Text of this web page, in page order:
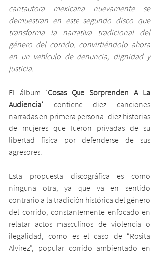
cantautora mexicana nuevamente se
demuestran en este segundo disco que
transforma la narrativa tradicional del
género del corrido, convirtiéndolo ahora
en un vehículo de denuncia, dignidad y
justicia.
El álbum ‘Cosas Que Sorprenden A La
Audiencia’ contiene diez canciones
narradas en primera persona: diez historias
de mujeres que fueron privadas de su
libertad física por defenderse de sus
agresores.
Esta propuesta discográfica es como
ninguna otra, ya que va en sentido
contrario a la tradición histórica del género
del corrido, constantemente enfocado en
relatar actos masculinos de violencia o
ilegalidad, como es el caso de “Rosita
Alvirez”, popular corrido ambientado en